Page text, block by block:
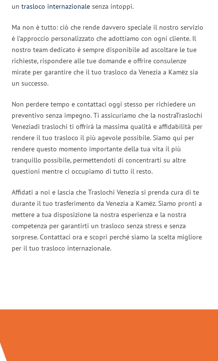
un trasloco internazionale senza intoppi.
Ma non è tutto: ciò che rende davvero speciale il nostro servizio
è l’approccio personalizzato che adottiamo con ogni cliente. Il
nostro team dedicato è sempre disponibile ad ascoltare le tue
richieste, rispondere alle tue domande e offrire consulenze
mirate per garantire che il tuo trasloco da Venezia a Kamëz sia
un successo.
Non perdere tempo e contattaci oggi stesso per richiedere un
preventivo senza impegno. Ti assicuriamo che la nostraTraslochi
Veneziadi traslochi ti offrirà la massima qualità e affidabilità per
rendere il tuo trasloco il più agevole possibile. Siamo qui per
rendere questo momento importante della tua vita il più
tranquillo possibile, permettendoti di concentrarti su altre
questioni mentre ci occupiamo di tutto il resto.
Affidati a noi e lascia che Traslochi Venezia si prenda cura di te
durante il tuo trasferimento da Venezia a Kamëz. Siamo pronti a
mettere a tua disposizione la nostra esperienza e la nostra
competenza per garantirti un trasloco senza stress e senza
sorprese. Contattaci ora e scopri perché siamo la scelta migliore
per il tuo trasloco internazionale.